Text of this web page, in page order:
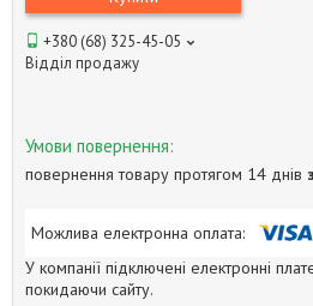
+380 (68) 325-45-05
Відділ продажу
повернення товару протягом 14 днів
У компанії підключені електронні
покидаючи сайту.